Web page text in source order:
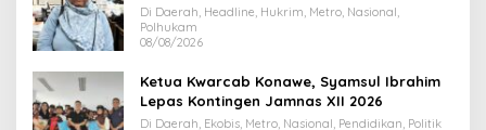
Juta
Di Daerah, Headline, Hukrim, Metro, Nasional,
Polhukam
08/08/2026
Ketua Kwarcab Konawe, Syamsul Ibrahim
Lepas Kontingen Jamnas XII 2026
Di Daerah, Ekobis, Metro, Nasional, Pendidikan, Politik